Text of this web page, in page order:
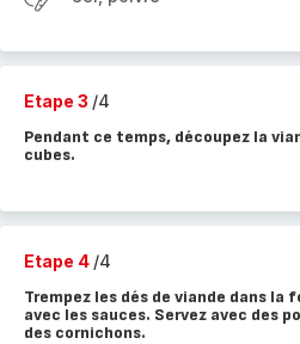
Etape 3 /4
Pendant ce temps, découpez la
cubes.
Etape 4 /4
Trempez les dés de viande dans la
avec les sauces. Servez avec des
des cornichons.